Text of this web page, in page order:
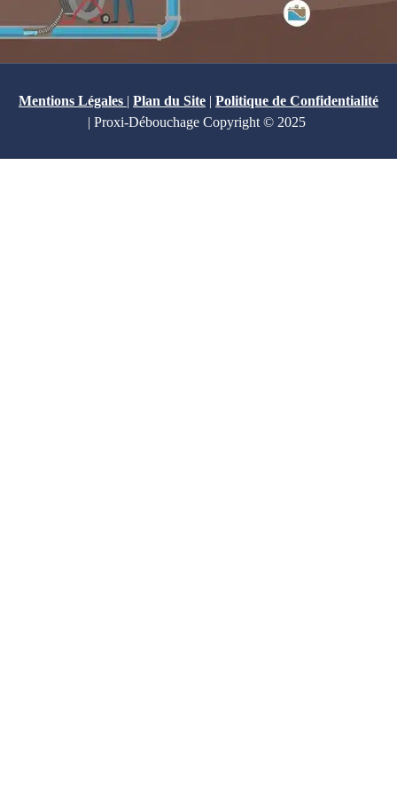
Mentions Légales | Plan du Site | Politique de Confidentialité
| Proxi-Débouchage Copyright © 2025